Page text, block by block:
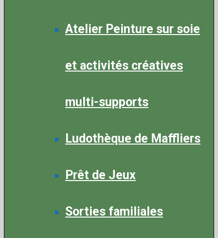
Atelier Peinture sur soie
et activités créatives
multi-supports
Ludothèque de Maffliers
Prêt de Jeux
Sorties familiales